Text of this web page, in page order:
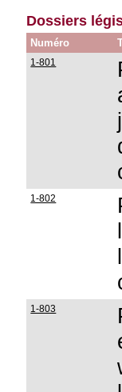
Dossiers
Numéro
1-801
1-802
1-803